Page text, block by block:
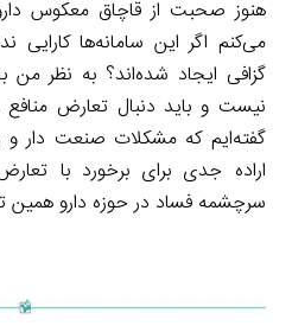
هنوز صحبت از قاچاق معکوس
می‌کنم اگر این سامانه‌ها کارایی
گزافی ایجاد شده‌اند؟ به نظر
نیست و باید دنبال تعارض منافع
گفته‌ایم که مشکلات صنعت دار و
اراده جدی برای برخورد با
سرچشمه فساد در حوزه دارو